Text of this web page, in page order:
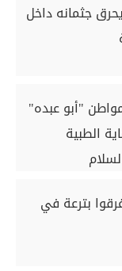
جثمانه داخل
"أبو عبده"
الطبية
بترعة في